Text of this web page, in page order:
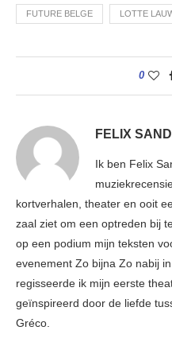
FUTURE BELGE LOTTE
0
FELIX
Ik ben Felix
kortverhalen, theater en ooit
zaal ziet om een optreden bij
op een podium mijn teksten
evenement Zo bijna Zo nabij
regisseerde ik mijn eerste
geïnspireerd door de liefde
Gréco.